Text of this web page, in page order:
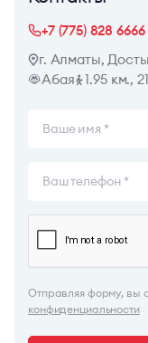
+7 (775) 828 6666
г. Алматы,
Абая
1.95 км.,
Отправляя форму, вы
конфиденциальности